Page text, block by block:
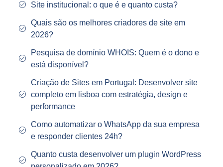
Site institucional: o que é e quanto custa?
Quais são os melhores criadores de site em
2026?
Pesquisa de domínio WHOIS: Quem é o dono e
está disponível?
Criação de Sites em Portugal: Desenvolver site
completo em lisboa com estratégia, design e
performance
Como automatizar o WhatsApp da sua empresa
e responder clientes 24h?
Quanto custa desenvolver um plugin WordPress